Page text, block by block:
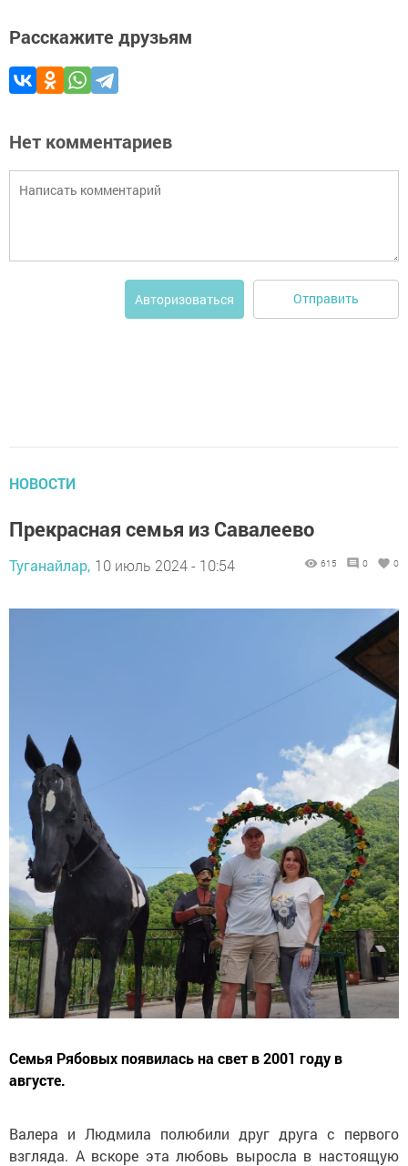
Расскажите друзьям
Нет комментариев
Авторизоваться Отправить
НОВОСТИ
Прекрасная семья из Савалеево
Туганайлар, 10 июль 2024 - 10:54 615 0 0
Семья Рябовых появилась на свет в 2001 году в
августе.
Валера и Людмила полюбили друг друга с первого
взгляда. А вскоре эта любовь выросла в настоящую